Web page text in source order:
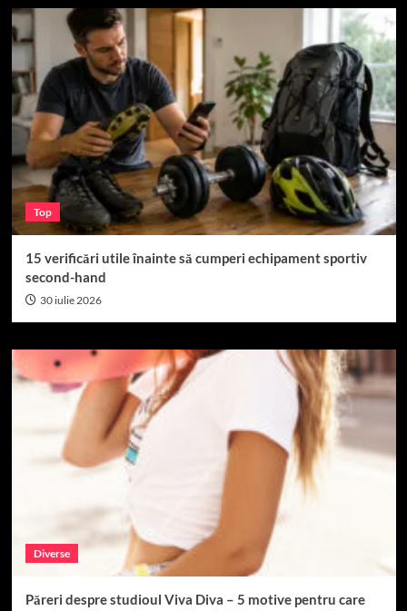
Top
15 verificări utile înainte să cumperi echipament sportiv
second-hand
30 iulie 2026
Diverse
Păreri despre studioul Viva Diva – 5 motive pentru care